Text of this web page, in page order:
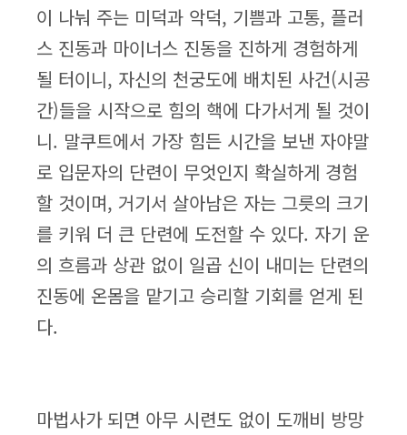
이 나눠 주는 미덕과 악덕, 기쁨과 고통, 플러
스 진동과 마이너스 진동을 진하게 경험하게
될 터이니, 자신의 천궁도에 배치된 사건(시공
간)들을 시작으로 힘의 핵에 다가서게 될 것이
니. 말쿠트에서 가장 힘든 시간을 보낸 자야말
로 입문자의 단련이 무엇인지 확실하게 경험
할 것이며, 거기서 살아남은 자는 그릇의 크기
를 키워 더 큰 단련에 도전할 수 있다. 자기 운
의 흐름과 상관 없이 일곱 신이 내미는 단련의
진동에 온몸을 맡기고 승리할 기회를 얻게 된
다.
마법사가 되면 아무 시련도 없이 도깨비 방망